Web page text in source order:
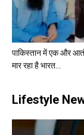
पाकिस्तान में एक और
मार रहा है भारत...
Lifestyle